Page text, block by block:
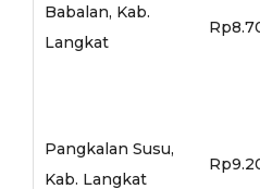
Babalan, Kab.
Langkat
Pangkalan Susu,
Kab. Langkat